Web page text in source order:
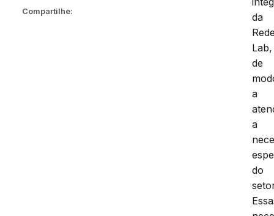
Compartilhe:
da
Lab,
de
a
a
do